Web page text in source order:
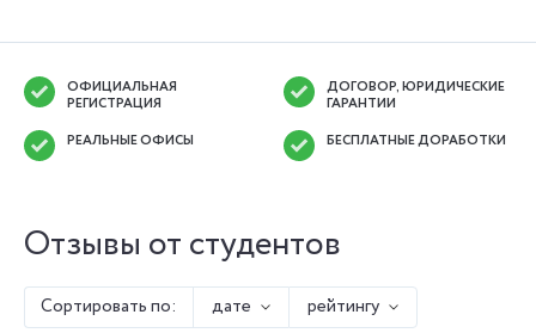
ОФИЦИАЛЬНАЯ
РЕГИСТРАЦИЯ
ДОГОВОР, ЮРИДИЧЕСКИЕ
ГАРАНТИИ
РЕАЛЬНЫЕ ОФИСЫ
БЕСПЛАТНЫЕ ДОРАБОТКИ
Отзывы от студентов
Сортировать по: дате рейтингу